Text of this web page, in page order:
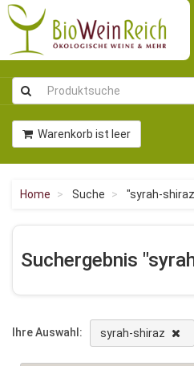
Warenkorb ist leer
Home Suche "syrah-
Suchergebnis
Ihre Auswahl: syrah-shiraz